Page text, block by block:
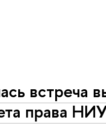
встреча
права